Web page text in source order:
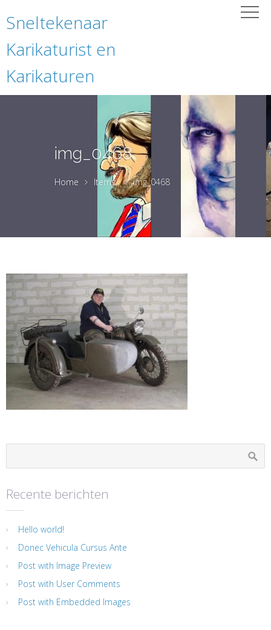
Sneltekenaar
Karikaturist en
Karikaturen
img_0468
Home Items img_0468
Recente berichten
Hello world!
Donec Vehicula Cursus Ante
Post with Image Preview
Post with User Comments
Post with Embedded Images